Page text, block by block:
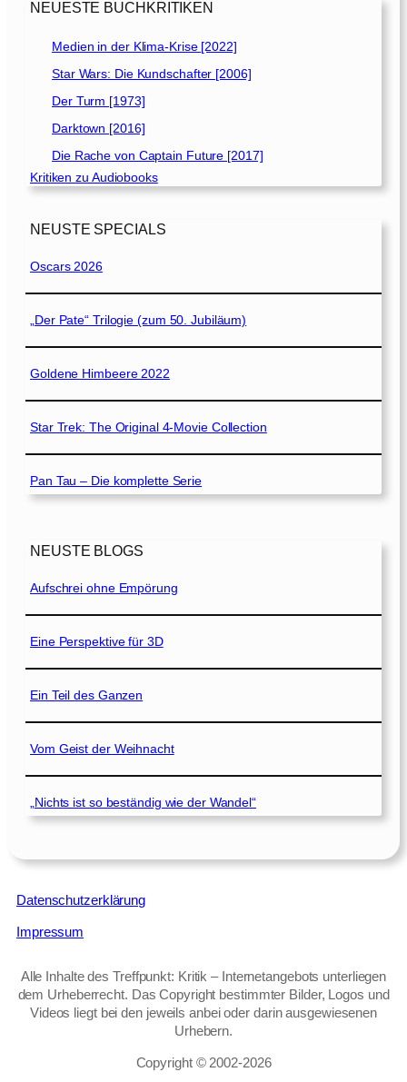
NEUESTE BUCHKRITIKEN
Medien in der Klima-Krise [2022]
Star Wars: Die Kundschafter [2006]
Der Turm [1973]
Darktown [2016]
Die Rache von Captain Future [2017]
Kritiken zu Audiobooks
NEUSTE SPECIALS
Oscars 2026
„Der Pate“ Trilogie (zum 50. Jubiläum)
Goldene Himbeere 2022
Star Trek: The Original 4-Movie Collection
Pan Tau – Die komplette Serie
NEUSTE BLOGS
Aufschrei ohne Empörung
Eine Perspektive für 3D
Ein Teil des Ganzen
Vom Geist der Weihnacht
„Nichts ist so beständig wie der Wandel“
Datenschutzerklärung
Impressum
Alle Inhalte des Treffpunkt: Kritik – Internetangebots unterliegen
dem Urheberrecht. Das Copyright bestimmter Bilder, Logos und
Videos liegt bei den jeweils anbei oder darin ausgewiesenen
Urhebern.
Copyright © 2002‑2026